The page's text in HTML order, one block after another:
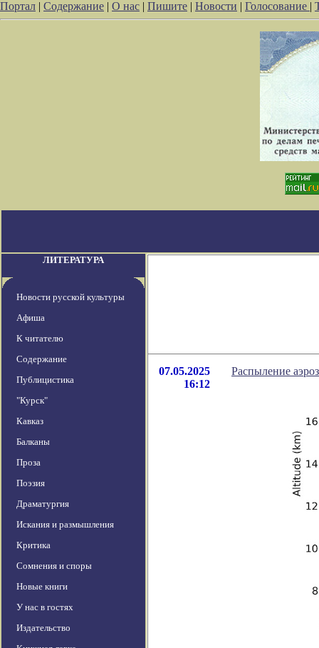
Портал | Содержание | О нас | Пишите | Новости | Голосование |
ЛИТЕРАТУРА
Новости русской культуры
Афиша
К читателю
Содержание
Публицистика
"Курск"
Кавказ
Балканы
Проза
Поэзия
Драматургия
Искания и размышления
Критика
Сомнения и споры
Новые книги
У нас в гостях
Издательство
07.05.2025
16:12
Распыление